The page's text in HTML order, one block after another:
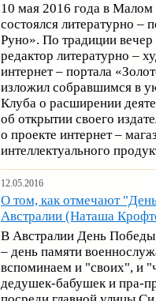
10 мая 2016 года в Малом
состоялся литературно –
Руно». По традиции вечер
редактор литературно –
интернет – портала
изложил собравшимся в
Клуба о расширении
об открытии своего
о проекте интернет –
интеллектуального
12.05.2016
О том, как отмечают
Австралии (Наташа
В Австралии День
– день памяти
вспоминаем и "своих", и
дедушек-бабушек и пра-